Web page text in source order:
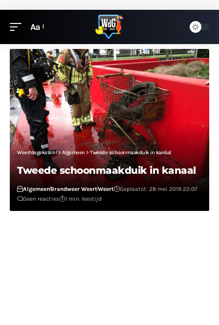
Aa
Weertdegekste.nl>Algemeen > Tweede schoonmaakduik in kanaal
Tweede schoonmaakduik in kanaal
AlgemeenBrandweer WeertWeert
Geplaatst: 28 mei 2019 22:07
Geen reacties
1 min. leestijd